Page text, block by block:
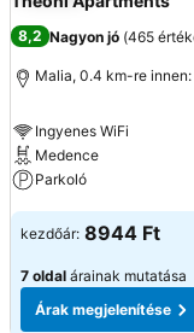
8,2 Nagyon jó (465
Malia, 0.4 km-re
Ingyenes WiFi
Medence
Parkoló
Árak megjelenítése
kezdőár: 8944 Ft
7 oldal árainak mutatása
Árak megjelenítése